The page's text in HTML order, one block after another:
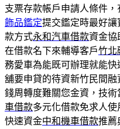
支票存款帳戶申請人條件
飾品鑑定提交鑑定時最好
款方式永和汽車借款資金協
在借款名下來輔導客戶竹北
務愛車為能既可辦理就能快
舖要申貸的待資新竹民間融
錢周轉度難關您金資，技
車借款多元化借款免求人
快速資金中和機車借款推薦